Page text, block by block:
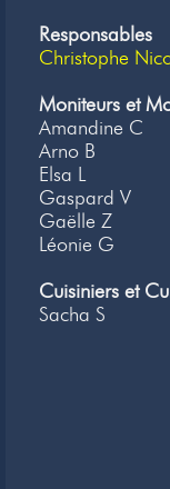
Responsables
Christophe
Moniteurs et
Amandine C
Arno B
Elsa L
Gaspard V
Gaëlle Z
Léonie G
Cuisiniers et
Sacha S